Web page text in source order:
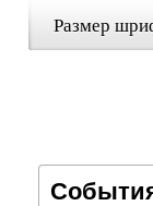
Размер